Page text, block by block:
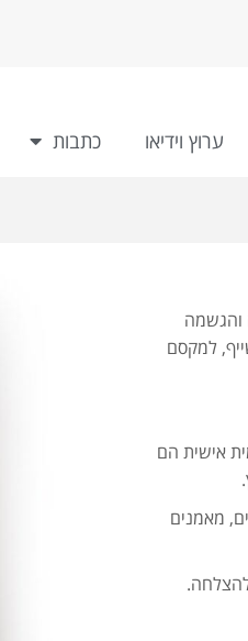
ערוץ וידיאו כתבות
והגשמה
למקסם
אישית הם
מאמנים